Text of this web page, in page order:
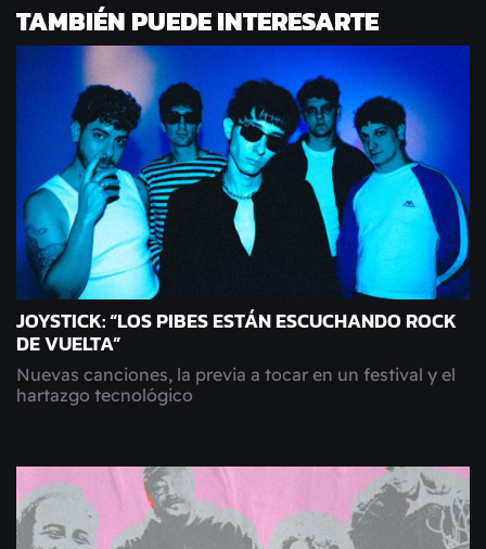
TAMBIÉN PUEDE INTERESARTE
JOYSTICK: “LOS PIBES ESTÁN ESCUCHANDO ROCK
DE VUELTA”
Nuevas canciones, la previa a tocar en un festival y el
hartazgo tecnológico